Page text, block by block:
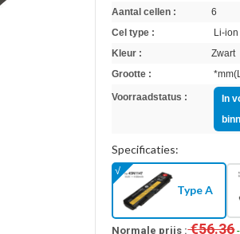
Aantal cellen :
6
Cel type :
Li-ion
Kleur :
Zwart
Grootte :
Voorraadstatus :
In
Specificaties:
Type A
Normale prijs :€56.36-